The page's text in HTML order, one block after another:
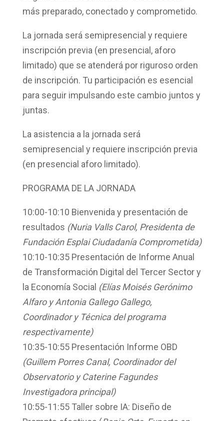
más preparado, conectado y comprometido.
La jornada será semipresencial y requiere
inscripción previa (en presencial, aforo
limitado) que se atenderá por riguroso orden
de inscripción. Tu participación es esencial
para seguir impulsando este cambio juntos y
juntas.
La asistencia a la jornada será
semipresencial y requiere inscripción previa
(en presencial aforo limitado).
PROGRAMA DE LA JORNADA
10:00-10:10 Bienvenida y presentación de
resultados (Nuria Valls Carol, Presidenta de
Fundación Esplai Ciudadanía Comprometida)
10:10-10:35Presentación de Informe Anual
de Transformación Digital del Tercer Sector y
la Economía Social (Elías Moisés Gerónimo
Alfaro y Antonia Gallego Gallego,
Coordinador y Técnica del programa
respectivamente)
10:35-10:55Presentación Informe OBD
(Guillem Porres Canal, Coordinador del
Observatorio y Caterine Fagundes
Investigadora principal)
10:55-11:55Taller sobre IA: Diseño de